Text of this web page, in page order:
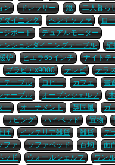
ン
ドレッサー 鏡
二人暮ら
ダイニング
ベンチソファ
ロ
ジボード
デュアルモニター
ンションダイニングテーブル
壁
炉 ビエラ65インチ
ナイトテ
ブラビアx9000 テレビ
テラ
テーブル
ロビー カフェ 書
テーブル
オープンシェルフ
ー
オーナメント 英国風
ガ
リビング ハイベッド 置物
げ
インテリア雑貨 雑貨
デ
ファ
ソファベッド 百均
面
ッド
ウォールシェルフ
ワン